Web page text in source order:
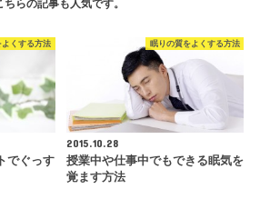
ちらの記事も人気です。
くする方法
でぐっす
眠りの質をよくする方法
2015.10.28
授業中や仕事中でもできる眠気を
覚ます方法